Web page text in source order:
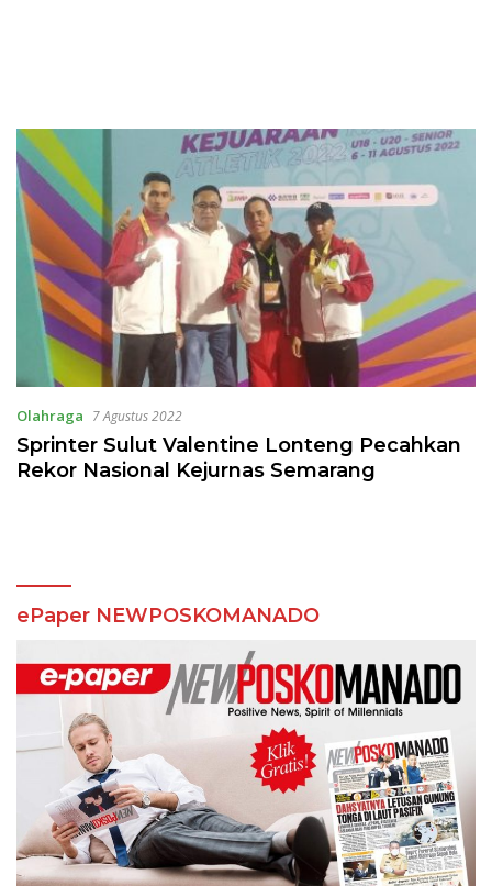
Olahraga 7 Agustus 2022
Sprinter Sulut Valentine Lonteng Pecahkan
Rekor Nasional Kejurnas Semarang
ePaper NEWPOSKOMANADO